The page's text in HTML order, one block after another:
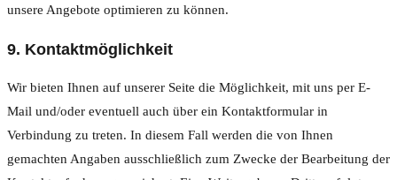
unsere Angebote optimieren zu können.
9. Kontaktmöglichkeit
Wir bieten Ihnen auf unserer Seite die Möglichkeit, mit uns per E-
Mail und/oder eventuell auch über ein Kontaktformular in
Verbindung zu treten. In diesem Fall werden die von Ihnen
gemachten Angaben ausschließlich zum Zwecke der Bearbeitung der